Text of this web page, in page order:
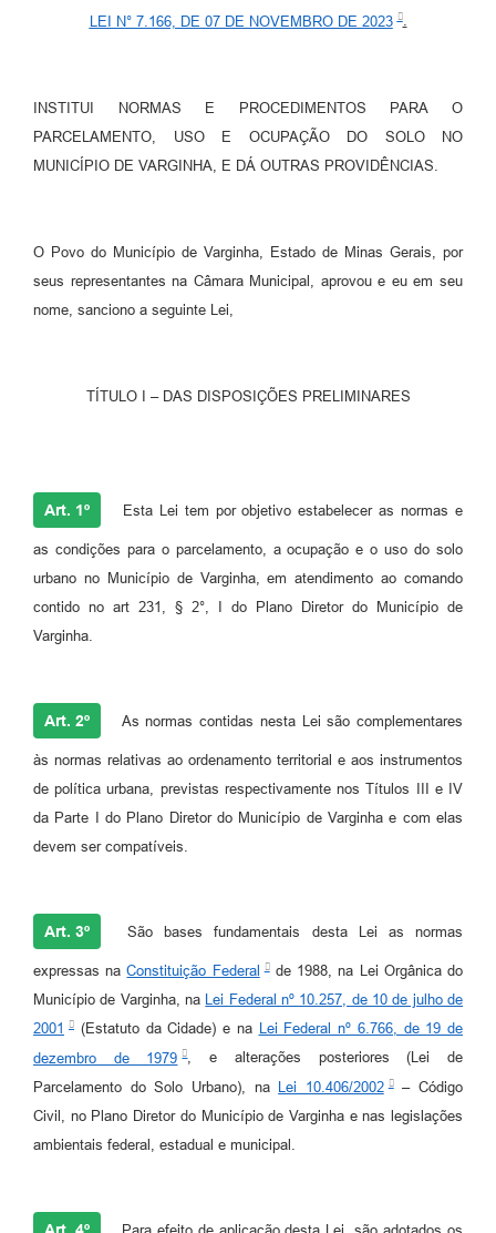
LEI N° 7.166, DE 07 DE NOVEMBRO DE 2023 .
INSTITUI NORMAS E PROCEDIMENTOS PARA O
PARCELAMENTO, USO E OCUPAÇÃO DO SOLO NO
MUNICÍPIO DE VARGINHA, E DÁ OUTRAS PROVIDÊNCIAS.
O Povo do Município de Varginha, Estado de Minas Gerais, por
seus representantes na Câmara Municipal, aprovou e eu em seu
nome, sanciono a seguinte Lei,
TÍTULO I – DAS DISPOSIÇÕES PRELIMINARES
Art. 1º Esta Lei tem por objetivo estabelecer as normas e
as condições para o parcelamento, a ocupação e o uso do solo
urbano no Município de Varginha, em atendimento ao comando
contido no art 231, § 2°, I do Plano Diretor do Município de
Varginha.
Art. 2º As normas contidas nesta Lei são complementares
às normas relativas ao ordenamento territorial e aos instrumentos
de política urbana, previstas respectivamente nos Títulos III e IV
da Parte I do Plano Diretor do Município de Varginha e com elas
devem ser compatíveis.
Art. 3º São bases fundamentais desta Lei as normas
expressas naConstituição Federal
de 1988, na Lei Orgânica do
Município de Varginha, na
Lei Federal nº 10.257, de 10 de julho de
2001
(Estatuto da Cidade) e na Lei Federal nº 6.766, de 19 de
dezembro de 1979
, e alterações posteriores (Lei de
Parcelamento do Solo Urbano), na
Lei 10.406/2002 – Código
Civil, no Plano Diretor do Município de Varginha e nas legislações
ambientais federal, estadual e municipal.